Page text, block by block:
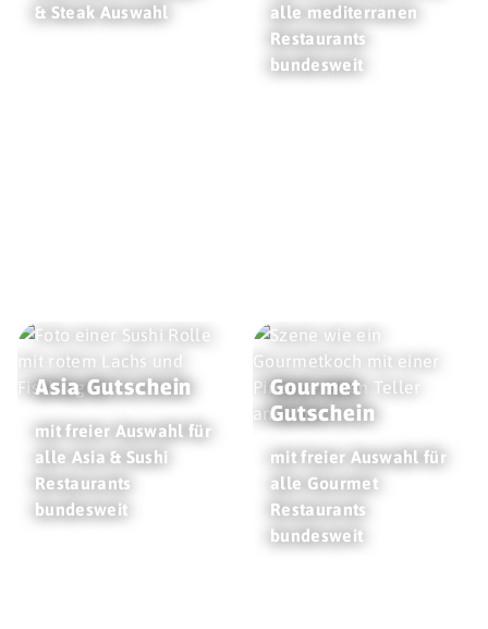
& Steak Auswahl
alle mediterranen
Restaurants
bundesweit
Asia Gutschein
mit freier Auswahl für
alle Asia & Sushi
Restaurants
bundesweit
Gourmet
Gutschein
mit freier Auswahl für
alle Gourmet
Restaurants
bundesweit